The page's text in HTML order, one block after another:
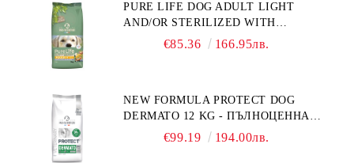
НАД 1 ГОДИНА. БЕЗ ЗЪРНО, БЕЗ
ГЛУТЕН. ПРОИЗВЕДЕНА ВЪВ
ФРАНЦИЯ.
PURE LIFE DOG ADULT LIGHT
AND/OR STERILIZED WITH
CHICKEN 12 КГ - ПЪЛНОЦЕННА
КАСТРИРАНИ КУЧЕТА ОТ ВСИЧКИ
ПОРОДИ НА ВЪЗРАСТ НАД 1
ГОДИНА, С ПИЛЕ. БЕЗ ЗЪРНО, БЕЗ
€85.36 166.95лв.
NEW FORMULA PROTECT DOG
DERMATO 12 KG - ПЪЛНОЦЕННА
ДИЕТИЧНА ХРАНА ЗА КУЧЕТА
€99.19 194.00лв.